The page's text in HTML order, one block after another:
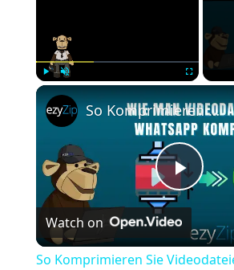
Play
So Komprimieren Sie Videodateien für WhatsApp
Watch on
So Komprimieren Sie